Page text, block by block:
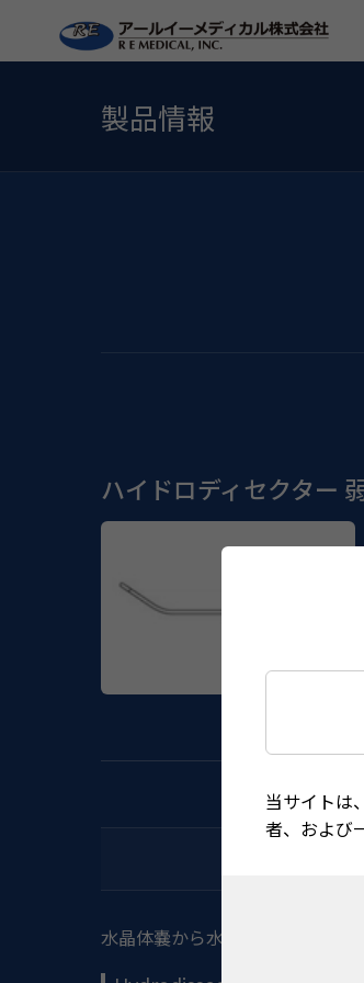
当サイトは
者、および
製品情報
ハイドロディセクター
水晶体嚢から水晶体を水圧分離